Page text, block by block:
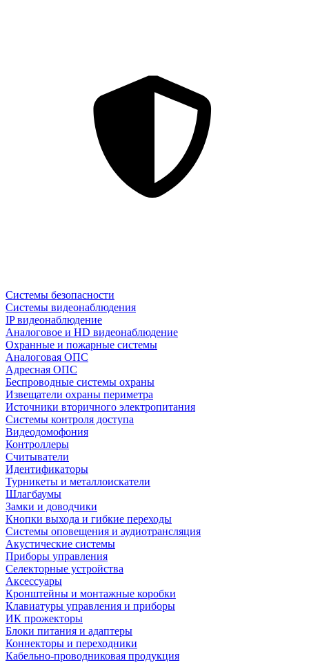
Системы безопасности
Системы видеонаблюдения
IP видеонаблюдение
Аналоговое и HD видеонаблюдение
Охранные и пожарные системы
Аналоговая ОПС
Адресная ОПС
Беспроводные системы охраны
Извещатели охраны периметра
Источники вторичного электропитания
Системы контроля доступа
Видеодомофония
Контроллеры
Считыватели
Идентификаторы
Турникеты и металлоискатели
Шлагбаумы
Замки и доводчики
Кнопки выхода и гибкие переходы
Системы оповещения и аудиотрансляция
Акустические системы
Приборы управления
Селекторные устройства
Аксессуары
Кронштейны и монтажные коробки
Клавиатуры управления и приборы
ИК прожекторы
Блоки питания и адаптеры
Коннекторы и переходники
Кабельно-проводниковая продукция